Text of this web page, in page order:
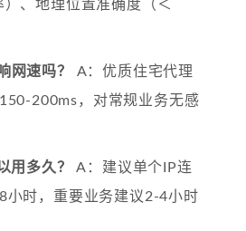
）、地理位置准确度（＜
网速吗？
A：优质住宅代理
200ms，对常规业务无感
用多久？
A：建议单个IP连
小时，重要业务建议2-4小时